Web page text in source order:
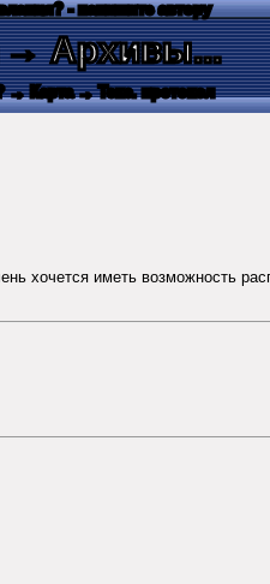
- напишите автору
→ Архивы...
→ Карта → Текс. протокол
хочется иметь возможность